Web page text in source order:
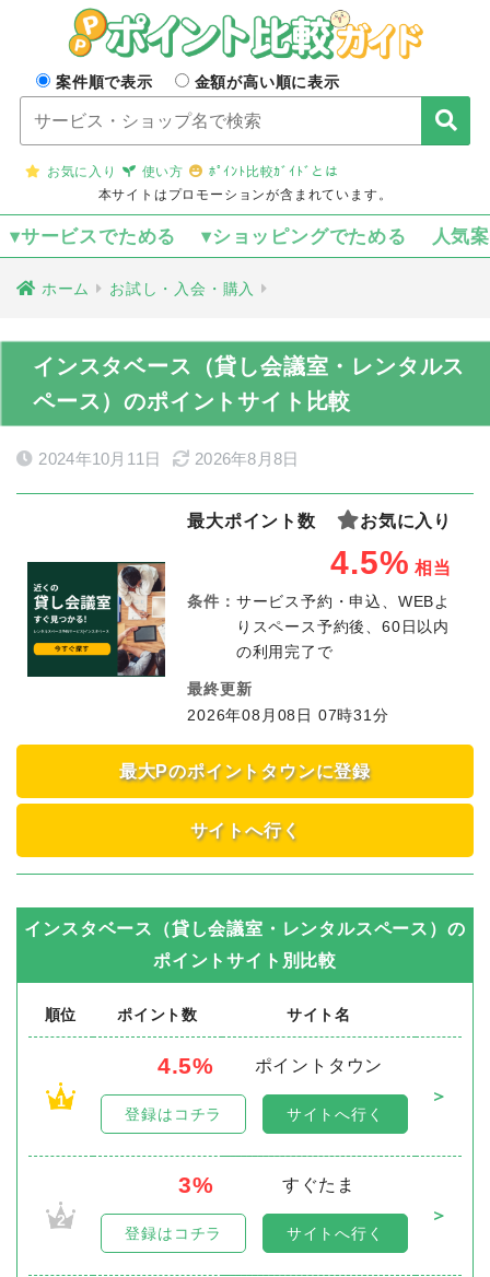
案件順で表示 金額が高い順に表示
お気に入り 使い方
ﾎﾟｲﾝﾄ比較ｶﾞｲﾄﾞとは
本サイトはプロモーションが含まれています。
▾サービスでためる ▾ショッピングでためる 人気
ホーム お試し・入会・購入
インスタベース（貸し会議室・レンタルス
ペース）のポイントサイト比較
2024年10月11日 2026年8月8日
最大ポイント数 お気に入り
4.5% 相当
条件： サービス予約・申込、WEBよ
りスペース予約後、60日以内
の利用完了で
最終更新
2026年08月08日 07時31分
最大Pのポイントタウンに登録
サイトへ行く
インスタベース（貸し会議室・レンタルスペース） の
ポイントサイト別比較
順位 ポイント数 サイト名
1
4.5%
ポイントタウン
＞
登録はコチラ サイトへ行く
2
3%
すぐたま
＞
登録はコチラ サイトへ行く